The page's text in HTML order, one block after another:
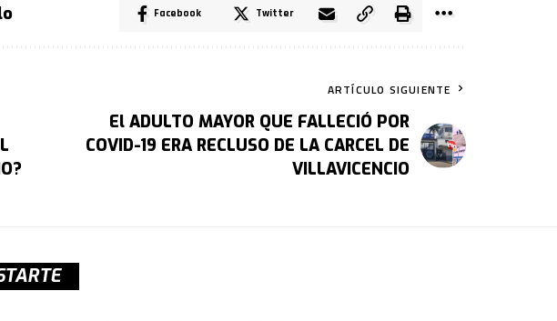
Facebook Twitter
ARTÍCULO SIGUIENTE
El ADULTO MAYOR QUE FALLECIÓ POR
COVID-19 ERA RECLUSO DE LA CARCEL DE
VILLAVICENCIO